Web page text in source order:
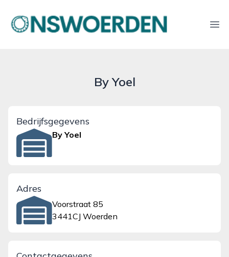
onswoerden.nl
By Yoel
Bedrijfsgegevens
By Yoel
Adres
Voorstraat 85
3441CJ Woerden